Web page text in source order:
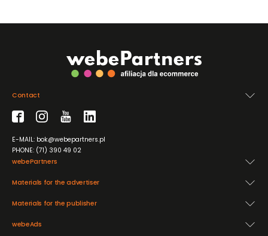
webePartners
Materials for the advertiser
Materials for the publisher
webeAds
Contact
E-MAIL: bok@webepartners.pl
PHONE: (71) 390 49 02